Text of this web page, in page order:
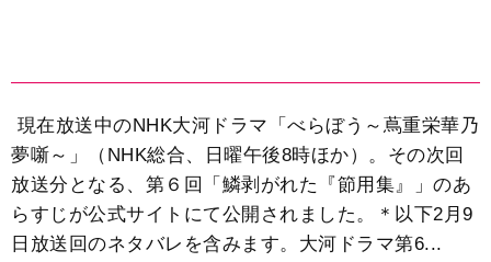
現在放送中のNHK大河ドラマ「べらぼう～蔦重栄華乃
夢噺～」（NHK総合、日曜午後8時ほか）。その次回
放送分となる、第６回「鱗剥がれた『節用集』」のあ
らすじが公式サイトにて公開されました。＊以下2月9
日放送回のネタバレを含みます。大河ドラマ第6...